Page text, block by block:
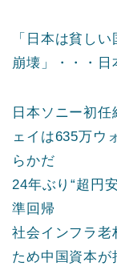
「日本は貧し
崩壊」・・・
日本ソニー初
ェイは635万ウ
らかだ
24年ぶり“超円
準回帰
社会インフラ老
ため中国資本が